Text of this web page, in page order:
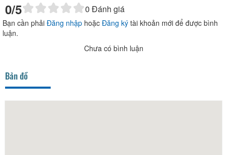
0/5 0 Đánh giá
Bạn cần phải Đăng nhập hoặc Đăng ký tài khoản mới để được bình
luận.
Chưa có bình luận
Bản đồ